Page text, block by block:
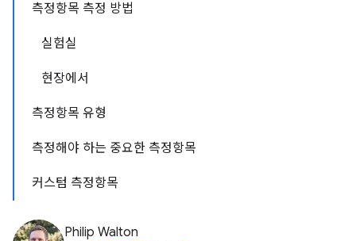
측정항목 측정 방법
실험실
현장에서
측정항목 유형
측정해야 하는 중요한 측정항목
커스텀 측정항목
Philip Walton